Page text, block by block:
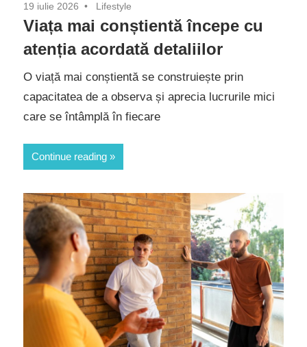
19 iulie 2026 Lifestyle
Viața mai conștientă începe cu
atenția acordată detaliilor
O viață mai conștientă se construiește prin
capacitatea de a observa și aprecia lucrurile mici
care se întâmplă în fiecare
Continue reading